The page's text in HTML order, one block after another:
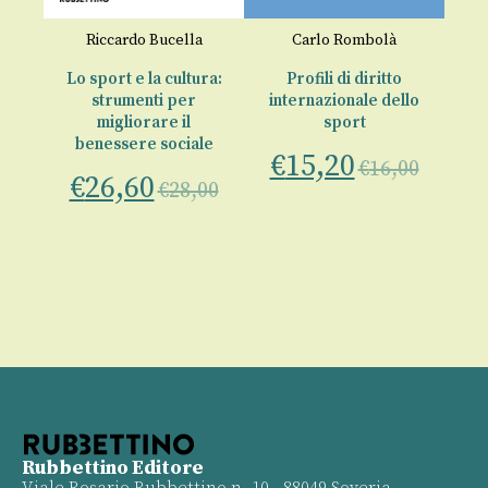
Riccardo Bucella
Lo sport e la cultura:
strumenti per
migliorare il
benessere sociale
€26,60€28,00
Carlo Rombolà
Profili di diritto
internazionale dello
sport
€15,20€16,00
Rubbettino Editore